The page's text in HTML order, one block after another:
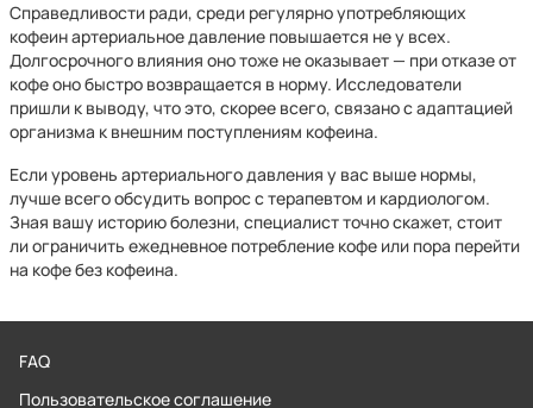
Справедливости ради, среди регулярно употребляющих
кофеин артериальное давление повышается не у всех.
Долгосрочного влияния оно тоже не оказывает — при отказе от
кофе оно быстро возвращается в норму. Исследователи
пришли к выводу, что это, скорее всего, связано с адаптацией
организма к внешним поступлениям кофеина.
Если уровень артериального давления у вас выше нормы,
лучше всего обсудить вопрос с терапевтом и кардиологом.
Зная вашу историю болезни, специалист точно скажет, стоит
ли ограничить ежедневное потребление кофе или пора перейти
на кофе без кофеина.
FAQ
Пользовательское соглашение